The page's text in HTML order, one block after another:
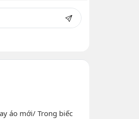
áo mới/ Trong biếc